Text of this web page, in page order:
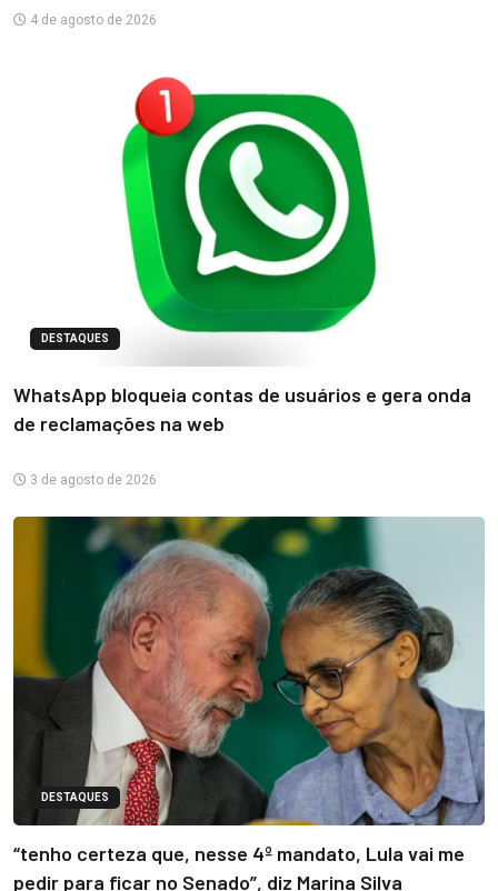
4 de agosto de 2026
DESTAQUES
WhatsApp bloqueia contas de usuários e gera onda
de reclamações na web
3 de agosto de 2026
DESTAQUES
“tenho certeza que, nesse 4º mandato, Lula vai me
pedir para ficar no Senado”, diz Marina Silva